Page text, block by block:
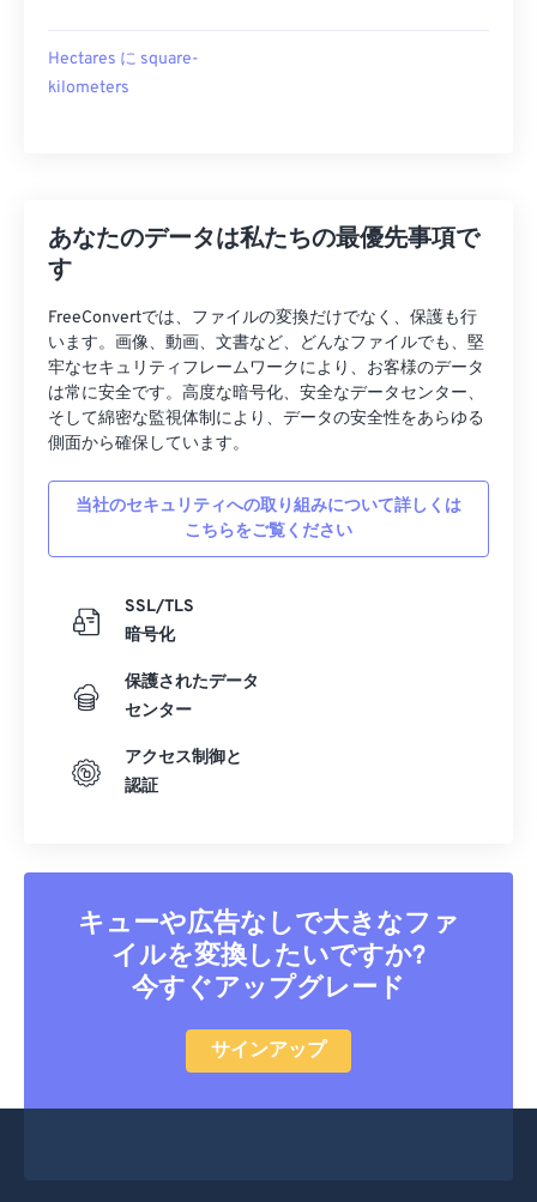
Hectares に square-
kilometers
あなたのデータは私たちの最優先事項で
す
FreeConvertでは、ファイルの変換だけでなく、保護も行
います。画像、動画、文書など、どんなファイルでも、堅
牢なセキュリティフレームワークにより、お客様のデータ
は常に安全です。高度な暗号化、安全なデータセンター、
そして綿密な監視体制により、データの安全性をあらゆる
側面から確保しています。
当社のセキュリティへの取り組みについて詳しくは
こちらをご覧ください
SSL/TLS
暗号化
保護されたデータ
センター
アクセス制御と
認証
キューや広告なしで大きなファ
イルを変換したいですか?
今すぐアップグレード
サインアップ